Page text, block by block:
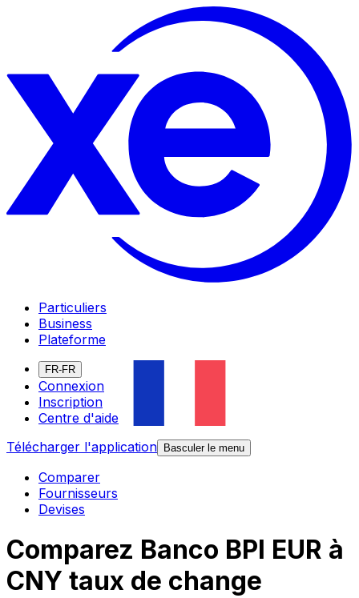
Particuliers
Business
Plateforme
FR-FR
Connexion
Inscription
Centre d'aide
Télécharger l'application
Basculer le menu
Comparer
Fournisseurs
Devises
Comparez Banco BPI EUR à
CNY taux de change